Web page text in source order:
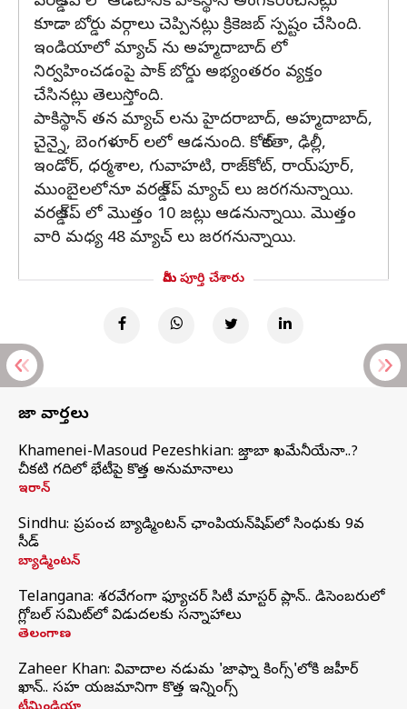
కూడా బోర్డు వర్గాలు చెప్పినట్లు క్రికెజబ్ స్పష్టం చేసింది.
ఇండియాలో మ్యాచ్ ను అహ్మదాబాద్ లో
నిర్వహించడంపై పాక్ బోర్డు అభ్యంతరం వ్యక్తం
చేసినట్లు తెలుస్తోంది.
పాకిస్థాన్ తన మ్యాచ్ లను హైదరాబాద్, అహ్మదాబాద్,
చైన్నై, బెంగళూర్ లలో ఆడనుంది. కోల్‌కతా, ఢిల్లీ,
ఇండోర్, ధర్మశాల, గువాహటి, రాజ్‌కోట్, రాయ్‌పూర్,
ముంబైలలోనూ వరల్డ్ కప్ మ్యాచ్ లు జరగనున్నాయి.
వరల్డ్ కప్ లో మొత్తం 10 జట్లు ఆడనున్నాయి. మొత్తం
వారి మధ్య 48 మ్యాచ్ లు జరగనున్నాయి.
మీరు పూర్తి చేశారు
తాజా వార్తలు
Khamenei-Masoud Pezeshkian: మొజ్తాబా ఖమేనీయేనా..?
చీకటి గదిలో భేటీపై కొత్త అనుమానాలు
ఇరాన్
Sindhu: ప్రపంచ బ్యాడ్మింటన్‌ ఛాంపియన్‌షిప్‌లో సింధుకు 9వ
సీడ్
బ్యాడ్మింటన్
Telangana: శరవేగంగా ఫ్యూచర్ సిటీ మాస్టర్ ప్లాన్.. డిసెంబరులో
గ్లోబల్‌ సమిట్‌లో విడుదలకు సన్నాహాలు
తెలంగాణ
Zaheer Khan: వివాదాల నడుమ 'జాఫ్నా కింగ్స్'లోకి జహీర్
ఖాన్.. సహ యజమానిగా కొత్త ఇన్నింగ్స్